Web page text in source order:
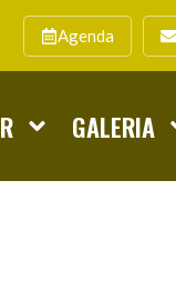
Agenda
GALERIA